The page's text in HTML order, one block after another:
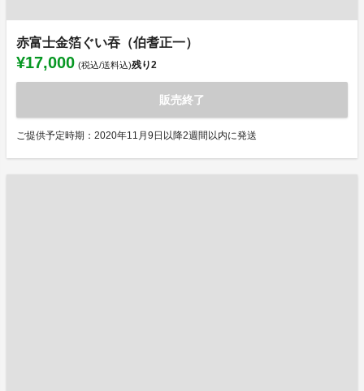
赤富士金箔ぐい吞（伯耆正一）
¥17,000 (税込/送料込)残り2
販売終了
ご提供予定時期：2020年11月9日以降2週間以内に発送